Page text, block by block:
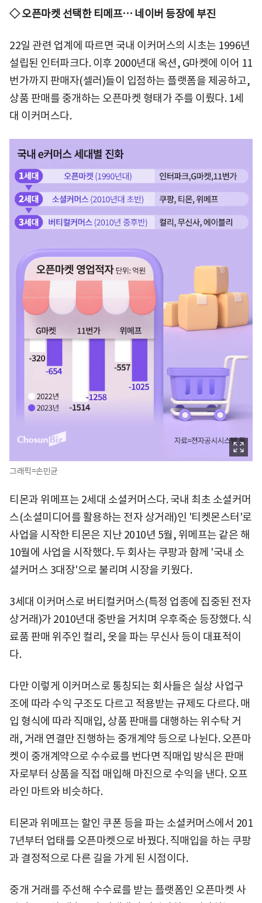
◇ 오픈마켓 선택한 티메프… 네이버 등장에 부진
22일 관련 업계에 따르면 국내 이커머스의 시초는 1996년
설립된 인터파크다. 이후 2000년대 옥션, G마켓에 이어 11
번가까지 판매자(셀러)들이 입점하는 플랫폼을 제공하고,
상품 판매를 중개하는 오픈마켓 형태가 주를 이뤘다. 1세
대 이커머스다.
그래픽=손민균
티몬과 위메프는 2세대 소셜커머스다. 국내 최초 소셜커머
스(소셜미디어를 활용하는 전자 상거래)인 '티켓몬스터'로
사업을 시작한 티몬은 지난 2010년 5월, 위메프는 같은 해
10월에 사업을 시작했다. 두 회사는 쿠팡과 함께 '국내 소
셜커머스 3대장'으로 불리며 시장을 키웠다.
3세대 이커머스로 버티컬커머스(특정 업종에 집중된 전자
상거래)가 2010년대 중반을 거치며 우후죽순 등장했다. 식
료품 판매 위주인 컬리, 옷을 파는 무신사 등이 대표적이
다.
다만 이렇게 이커머스로 통칭되는 회사들은 실상 사업구
조에 따라 수익 구조도 다르고 적용받는 규제도 다르다. 매
입 형식에 따라 직매입, 상품 판매를 대행하는 위수탁 거
래, 거래 연결만 진행하는 중개계약 등으로 나뉜다. 오픈마
켓이 중개계약으로 수수료를 번다면 직매입 방식은 판매
자로부터 상품을 직접 매입해 마진으로 수익을 낸다. 오프
라인 마트와 비슷하다.
티몬과 위메프는 할인 쿠폰 등을 파는 소셜커머스에서 201
7년부터 업태를 오픈마켓으로 바꿨다. 직매입을 하는 쿠팡
과 결정적으로 다른 길을 가게 된 시점이다.
중개 거래를 주선해 수수료를 받는 플랫폼인 오픈마켓 사